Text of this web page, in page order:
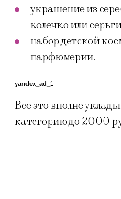
украшение из
колечко или
набор детской
парфюмерии.
yandex_ad_1
Все это вполне
категорию до 2000